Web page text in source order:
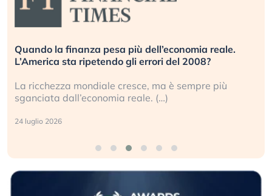
Quando la finanza pesa più dell’economia reale.
L’America sta ripetendo gli errori del 2008?
La ricchezza mondiale cresce, ma è sempre più
sganciata dall’economia reale. (…)
24 luglio 2026